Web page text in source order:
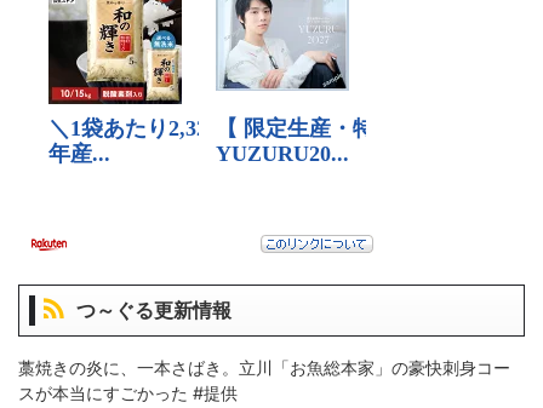
つ～ぐる更新情報
藁焼きの炎に、一本さばき。立川「お魚総本家」の豪快刺身コー
スが本当にすごかった #提供